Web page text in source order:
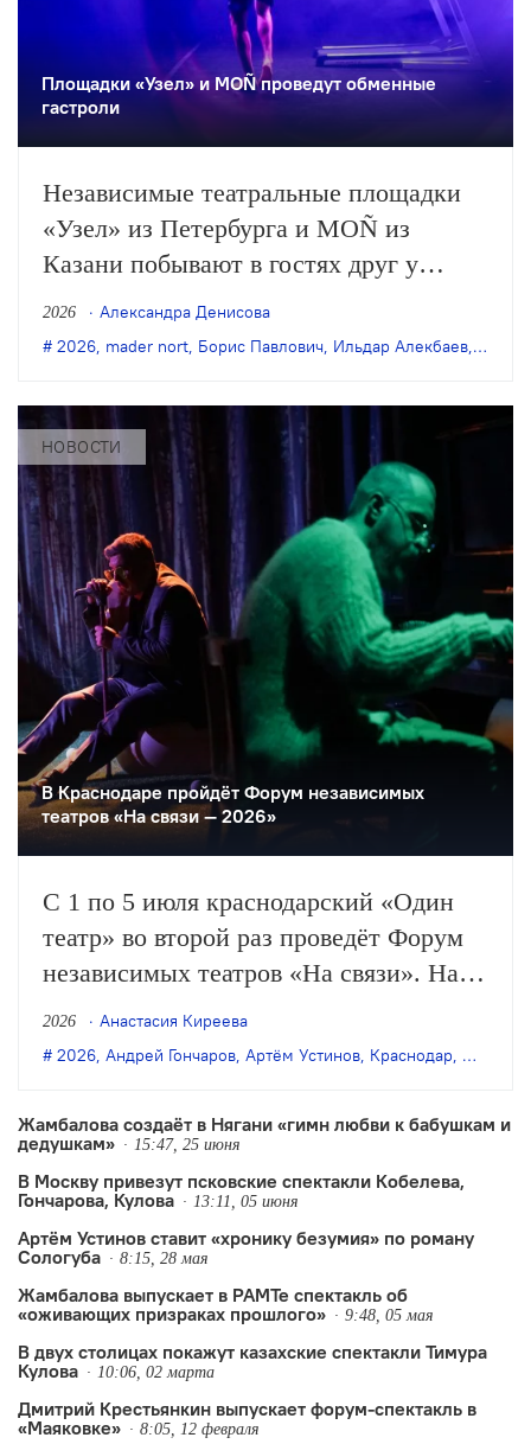
Площадки «Узел» и MOÑ проведут обменные
гастроли
Независимые театральные площадки
«Узел» из Петербурга и MOÑ из
Казани побывают в гостях друг у
друга. Каждая представит по три
работы: спектакли «Узла» будут играть
свои постановки в Северной столице
10–13 сентября….
2026
Александра Денисова
2026, mader nort, Борис Павлович, Ильдар Алекбаев,
НОВОСТИ
В Краснодаре пройдёт Форум независимых
театров «На связи — 2026»
С 1 по 5 июля краснодарский «Один
театр» во второй раз проведёт Форум
независимых театров «На связи». На
смотре будут показаны спектакли
Андрея Гончарова, Артёма Устинова,
Валентина Киселёва.
2026
Анастасия Киреева
2026, Андрей Гончаров, Артём Устинов, Краснодар, МУХА
Жамбалова создаёт в Нягани «гимн любви к бабушкам и
дедушкам»
15:47, 25 июня
В Москву привезут псковские спектакли Кобелева,
Гончарова, Кулова
13:11, 05 июня
Артём Устинов ставит «хронику безумия» по роману
Сологуба
8:15, 28 мая
Жамбалова выпускает в РАМТе спектакль об
«оживающих призраках прошлого»
9:48, 05 мая
В двух столицах покажут казахские спектакли Тимура
Кулова
10:06, 02 марта
Дмитрий Крестьянкин выпускает форум-спектакль в
«Маяковке»
8:05, 12 февраля